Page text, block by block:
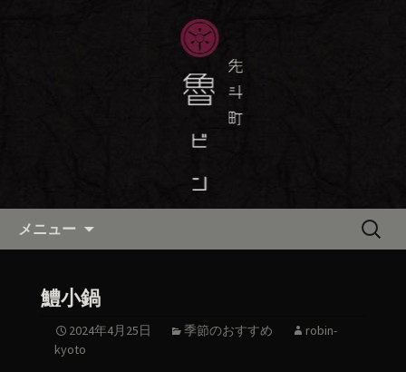
京都・先斗町の京料理・和食
「魯ビン（ろびん）」の公式ブ
京都・先斗町の京町家で美味しい季節
の京料理・和食が自慢の「魯ビン（ろ
びん）」がお店からのお知らせや、お
料理について最新情報をおとどけしま
メニュー
検
鱧小鍋
2024年4月25日 季節のおすすめ
robin-
kyoto